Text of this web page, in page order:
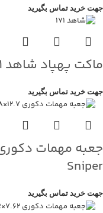
جهت خرید تماس بگیرید
ماکت پهپاد شاهد ۱۷۱ سیمرغ
جهت خرید تماس بگیرید
Sniper
جهت خرید تماس بگیرید